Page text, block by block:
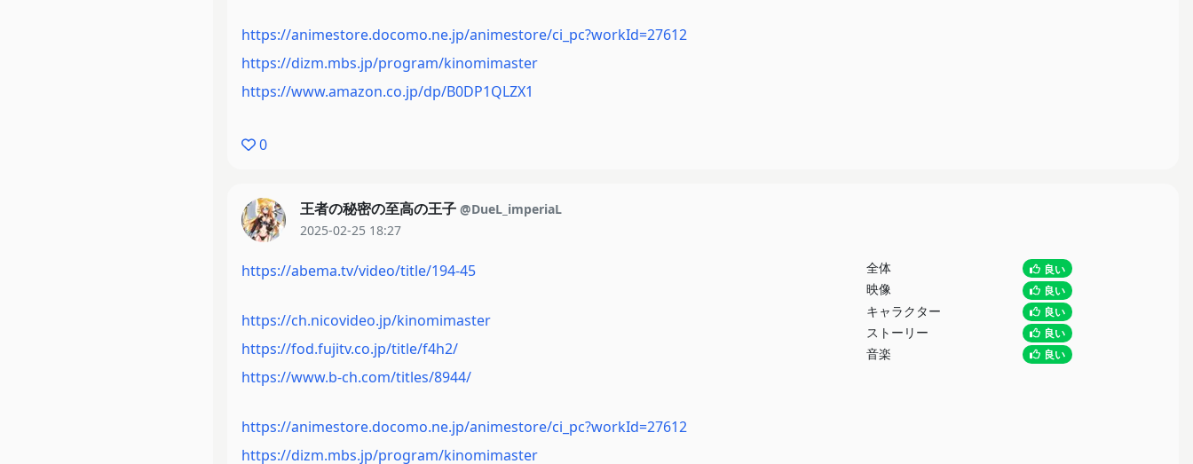
https://animestore.docomo.ne.jp/animestore/ci_pc?workId=27612
https://dizm.mbs.jp/program/kinomimaster
https://www.amazon.co.jp/dp/B0DP1QLZX1
0
王者の秘密の至高の王子 @DueL_imperiaL
2025-02-25 18:27
全体 良い
映像 良い
キャラクター 良い
ストーリー 良い
音楽 良い
https://abema.tv/video/title/194-45
https://ch.nicovideo.jp/kinomimaster
https://fod.fujitv.co.jp/title/f4h2/
https://www.b-ch.com/titles/8944/
https://animestore.docomo.ne.jp/animestore/ci_pc?workId=27612
https://dizm.mbs.jp/program/kinomimaster